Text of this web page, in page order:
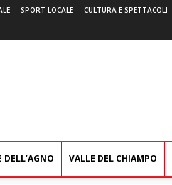
SPORT LOCALE CULTURA E SPETTACOLI
DELL’AGNO VALLE DEL CHIAMPO